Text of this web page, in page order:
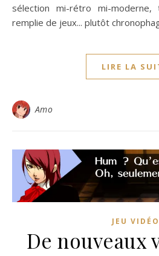
sélection mi-rétro mi-moderne,
remplie de jeux... plutôt
LIRE LA
Amo
JEU VIDÉO
De nouveaux